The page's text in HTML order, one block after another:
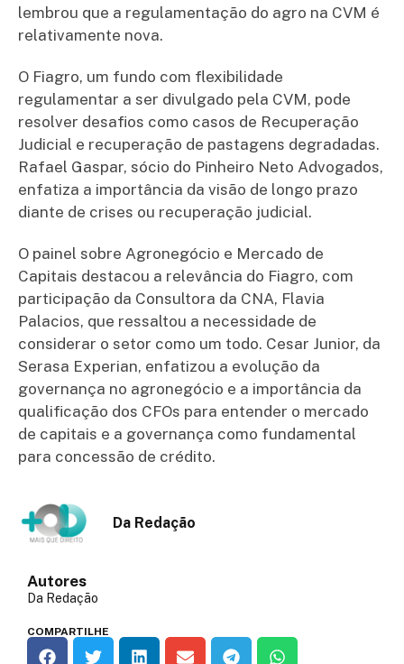
lembrou que a regulamentação do agro na CVM é
relativamente nova.
O Fiagro, um fundo com flexibilidade
regulamentar a ser divulgado pela CVM, pode
resolver desafios como casos de Recuperação
Judicial e recuperação de pastagens degradadas.
Rafael Gaspar, sócio do Pinheiro Neto Advogados,
enfatiza a importância da visão de longo prazo
diante de crises ou recuperação judicial.
O painel sobre Agronegócio e Mercado de
Capitais destacou a relevância do Fiagro, com
participação da Consultora da CNA, Flavia
Palacios, que ressaltou a necessidade de
considerar o setor como um todo. Cesar Junior, da
Serasa Experian, enfatizou a evolução da
governança no agronegócio e a importância da
qualificação dos CFOs para entender o mercado
de capitais e a governança como fundamental
para concessão de crédito.
Da Redação
Autores
Da Redação
COMPARTILHE